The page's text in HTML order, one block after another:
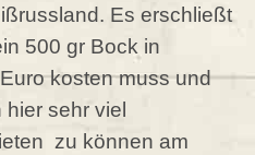
Es erschließt
500 gr Bock in
kosten muss und
sehr viel
zu können am